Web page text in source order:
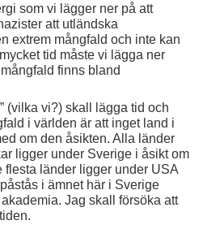
som vi lägger ner på att
att utländska
extrem mångfald och inte kan
tid måste vi lägga ner
finns bland
(vilka vi?) skall lägga tid och
i världen är att inget land i
om den åsikten. Alla länder
ligger under Sverige i åsikt om
flesta länder ligger under USA
i ämnet här i Sverige
Jag skall försöka att